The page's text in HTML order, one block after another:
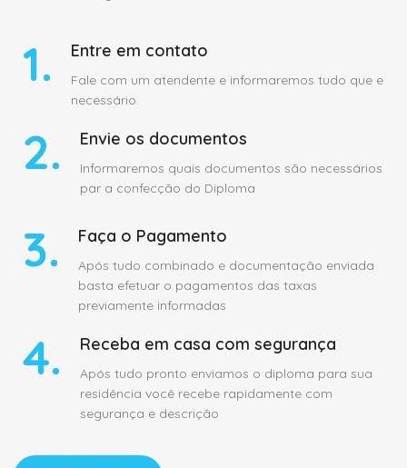
1. Entre em contato
Fale com um atendente e informaremos tudo que e
necessário.
2. Envie os documentos
Informaremos quais documentos são necessários
par a confecção do Diploma
3. Faça o Pagamento
Após tudo combinado e documentação enviada
basta efetuar o pagamentos das taxas
previamente informadas
4. Receba em casa com segurança
Após tudo pronto enviamos o diploma para sua
residência você recebe rapidamente com
segurança e descrição